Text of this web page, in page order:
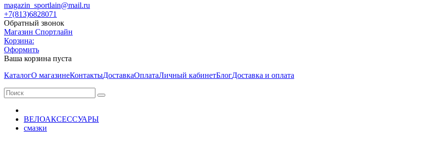
magazin_sportlain@mail.ru
+7(813)6828071
Обратный звонок
Магазин Спортлайн
Корзина:
Оформить
Ваша корзина пуста
КаталогО магазинеКонтактыДоставкаОплатаЛичный кабинетБлогДоставка и оплата
ВЕЛОАКСЕССУАРЫ
смазки